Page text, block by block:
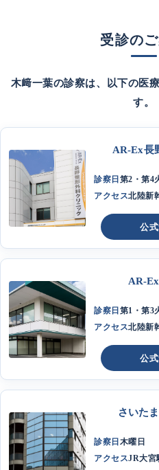
受診の
木﨑一葉の診察は、以下の医
す。
AR-Ex長
診察日 第2・第4
アクセス北陸新
公
AR-
診察日 第1・第3
アクセス北陸新
公
さいた
診察日 木曜日
アクセスJR大宮